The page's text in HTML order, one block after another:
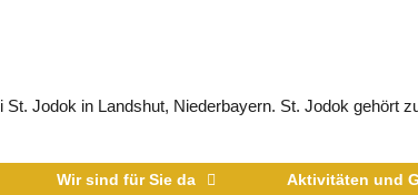
Jodok in Landshut, Niederbayern. St. Jodok gehört
Wir sind für Sie da Aktivitäten und